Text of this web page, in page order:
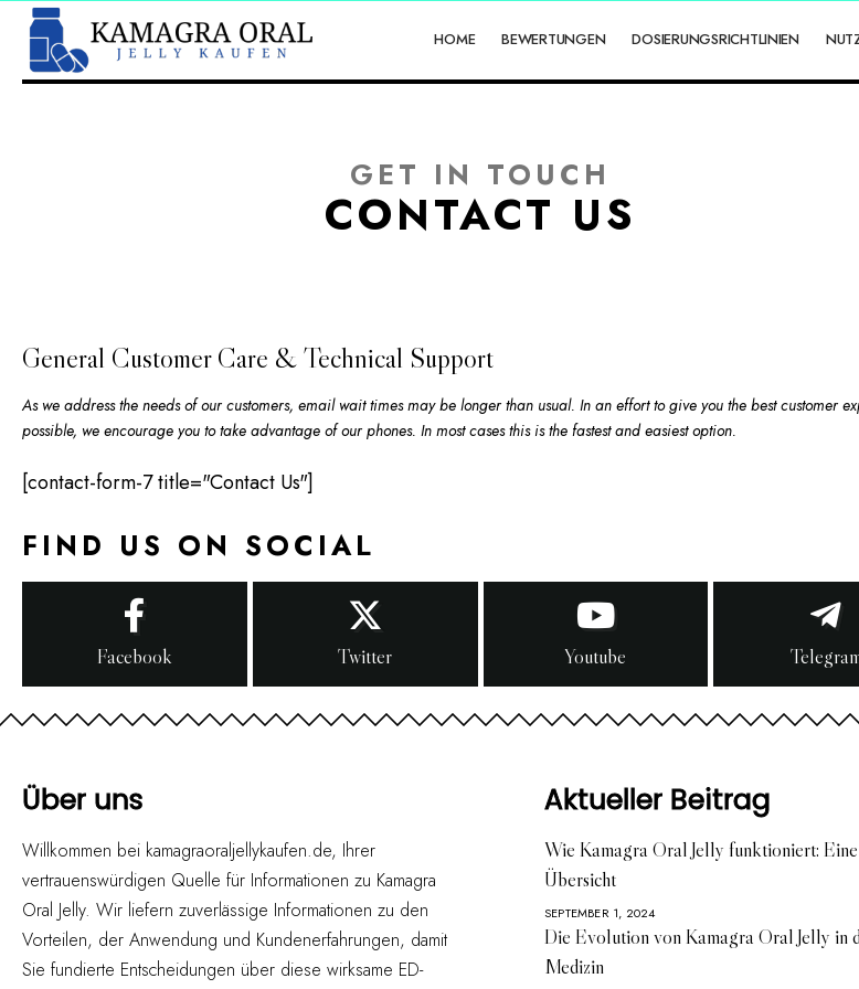
HOME BEWERTUNGEN DOSIERUNGSRICHTLINIEN
GET IN TOUCH
CONTACT US
General Customer Care & Technical Support
As we address the needs of our customers, email wait times may be longer than usual. In an effort to give you the best customer
possible, we encourage you to take advantage of our phones. In most cases this is the fastest and easiest option.
[contact-form-7 title="Contact Us"]
FIND US ON SOCIAL
Facebook Twitter Youtube
Über uns
Willkommen bei kamagraoraljellykaufen.de, Ihrer
vertrauenswürdigen Quelle für Informationen zu Kamagra
Oral Jelly. Wir liefern zuverlässige Informationen zu den
Vorteilen, der Anwendung und Kundenerfahrungen, damit
Sie fundierte Entscheidungen über diese wirksame ED-
Aktueller Beitrag
Wie Kamagra Oral Jelly funktioniert: Eine
Übersicht
SEPTEMBER 1, 2024
Die Evolution von Kamagra Oral Jelly in
Medizin